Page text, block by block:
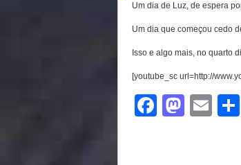
Um dia de Luz, de espera
Um dia que começou cedo
Isso e algo mais, no quarto
[youtube_sc url=http://